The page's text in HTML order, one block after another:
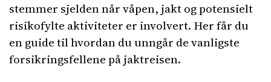
stemmer sjelden når våpen, jakt og potensielt
risikofylte aktiviteter er involvert. Her får du
en guide til hvordan du unngår de vanligste
forsikringsfellene på jaktreisen.